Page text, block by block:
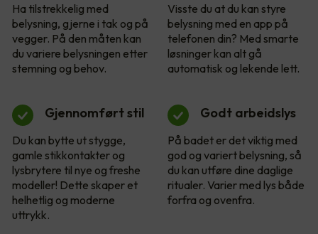
Ha tilstrekkelig med
belysning, gjerne i tak og på
vegger. På den måten kan
du variere belysningen etter
stemning og behov.
Visste du at du kan styre
belysning med en app på
telefonen din? Med smarte
løsninger kan alt gå
automatisk og lekende lett.
Gjennomført stil
Du kan bytte ut stygge,
gamle stikkontakter og
lysbrytere til nye og freshe
modeller! Dette skaper et
helhetlig og moderne
uttrykk.
Godt arbeidslys
På badet er det viktig med
god og variert belysning, så
du kan utføre dine daglige
ritualer. Varier med lys både
forfra og ovenfra.